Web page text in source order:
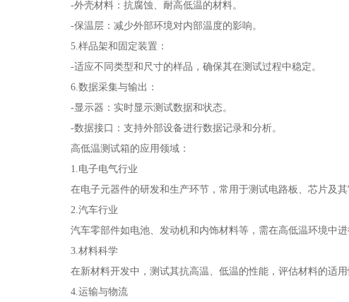
-外壳材料：抗腐蚀、耐高低温的材料。
-保温层：减少外部环境对内部温度的影响。
5.样品架和固定装置：
-适应不同类型和尺寸的样品，确保其在测试过程中稳定。
6.数据采集与输出：
-显示器：实时显示测试数据和状态。
-数据接口：支持外部设备进行数据记录和分析。
高低温测试箱的应用领域：
1.电子电气行业
在电子元器件的研发和生产环节，常用于测试电路板、芯片及其
2.汽车行业
汽车零部件如电池、发动机和内饰材料等，需在高低温环境中进
3.材料科学
在新材料开发中，测试其抗高温、低温的性能，评估材料的适用
4.运输与物流